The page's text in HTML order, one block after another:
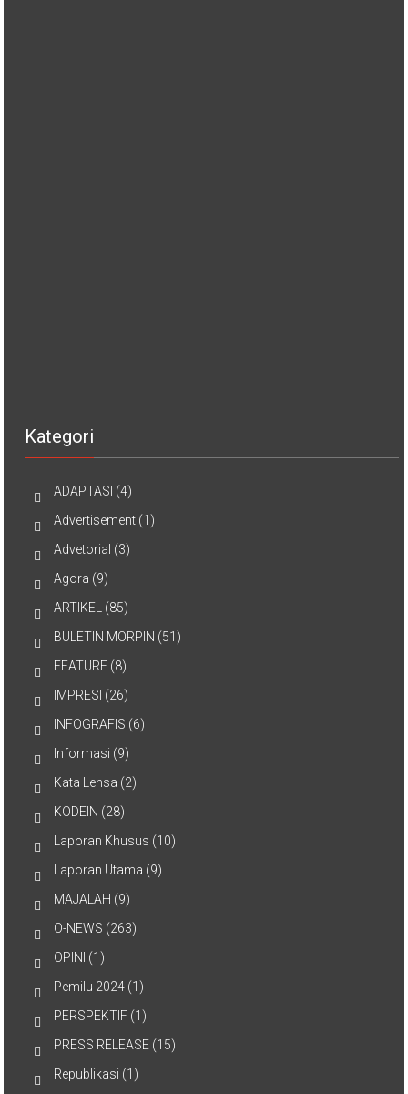
Kategori
ADAPTASI (4)
Advertisement (1)
Advetorial (3)
Agora (9)
ARTIKEL
(85)
BULETIN MORPIN (51)
FEATURE (8)
IMPRESI (26)
INFOGRAFIS (6)
Informasi (9)
Kata Lensa (2)
KODEIN (28)
Laporan Khusus (10)
Laporan Utama (9)
MAJALAH (9)
O-NEWS (263)
OPINI (1)
Pemilu 2024 (1)
PERSPEKTIF (1)
PRESS RELEASE (15)
Republikasi (1)